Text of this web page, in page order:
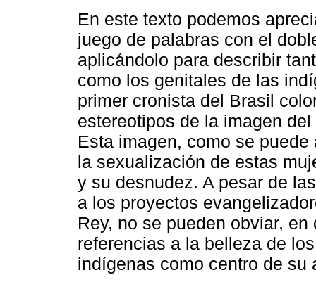
En este texto podemos
juego de palabras con el
aplicándolo para describir
como los genitales de las
primer cronista del Brasil
estereotipos de la imagen
Esta imagen, como se
la sexualización de estas
y su desnudez. A pesar de
a los proyectos
Rey, no se pueden obviar,
referencias a la belleza de
indígenas como centro de su